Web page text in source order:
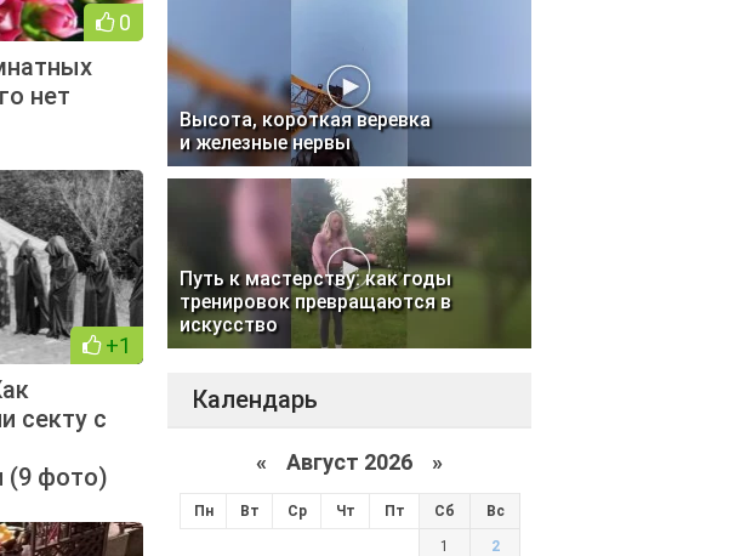
0
нет
+1
секту с
(9 фото)
Высота, короткая веревка
и железные нервы
Путь к мастерству: как годы
тренировок превращаются в
искусство
Календарь
« Август 2026 »
Пн Вт Ср Чт Пт Сб Вс
1 2